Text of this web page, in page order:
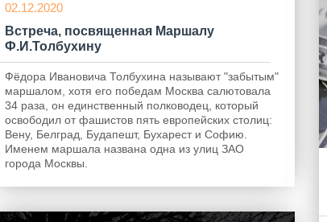
02.12.2020
Встреча, посвященная Маршалу
Ф.И.Толбухину
Фёдора Ивановича Толбухина называют "забытым"
маршалом, хотя его победам Москва салютовала
34 раза, он единственный полководец, который
освободил от фашистов пять европейских столиц:
Вену, Белград, Будапешт, Бухарест и Софию.
Именем маршала названа одна из улиц ЗАО
города Москвы.